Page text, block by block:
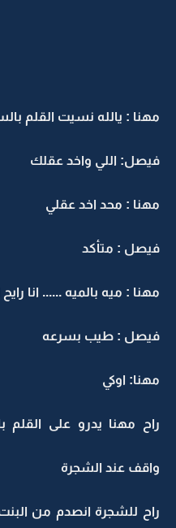
مهنا : يالله نسيت القلم
فيصل: اللي واخد عقلك
مهنا : محد اخد عقلي
فيصل : متأكد
مهنا : ميه بالميه ...... انا
فيصل : طيب بسرعه
مهنا: اوكي
راح مهنا يدرو على القلم
واقف عند الشجرة
راح للشجرة انصدم من